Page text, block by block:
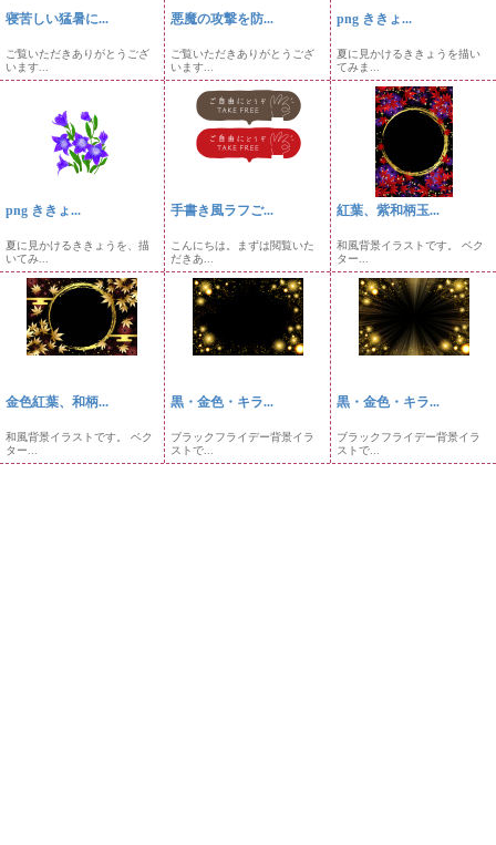
寝苦しい猛暑に...
ご覧いただきありがとうござ
います...
悪魔の攻撃を防...
ご覧いただきありがとうござ
います...
png ききょ...
夏に見かけるききょうを描い
てみま...
png ききょ...
夏に見かけるききょうを、描
いてみ...
手書き風ラフご...
こんにちは。まずは閲覧いた
だきあ...
紅葉、紫和柄玉...
和風背景イラストです。 ベク
ター...
金色紅葉、和柄...
和風背景イラストです。 ベク
ター...
黒・金色・キラ...
ブラックフライデー背景イラ
ストで...
黒・金色・キラ...
ブラックフライデー背景イラ
ストで...